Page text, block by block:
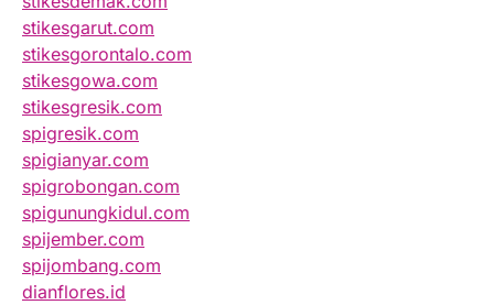
stikesgarut.com
stikesgorontalo.com
stikesgowa.com
stikesgresik.com
spigresik.com
spigianyar.com
spigrobongan.com
spigunungkidul.com
spijember.com
spijombang.com
dianflores.id